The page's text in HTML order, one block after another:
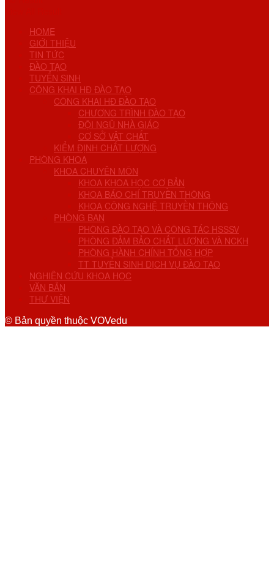
HOME
GIỚI THIỆU
TIN TỨC
ĐÀO TẠO
TUYỂN SINH
CÔNG KHAI HĐ ĐÀO TẠO
CÔNG KHAI HĐ ĐÀO TẠO
CHƯƠNG TRÌNH ĐÀO TẠO
ĐỘI NGŨ NHÀ GIÁO
CƠ SỞ VẬT CHẤT
KIỂM ĐỊNH CHẤT LƯỢNG
PHÒNG KHOA
KHOA CHUYÊN MÔN
KHOA KHOA HỌC CƠ BẢN
KHOA BÁO CHÍ TRUYỀN THÔNG
KHOA CÔNG NGHỆ TRUYỀN THÔNG
PHÒNG BAN
PHÒNG ĐÀO TẠO VÀ CÔNG TÁC HSSSV
PHÒNG ĐẢM BẢO CHẤT LƯỢNG VÀ NCKH
PHÒNG HÀNH CHÍNH TỔNG HỢP
TT TUYỂN SINH DỊCH VỤ ĐÀO TẠO
NGHIÊN CỨU KHOA HỌC
VĂN BẢN
THƯ VIỆN
© Bản quyền thuộc VOVedu